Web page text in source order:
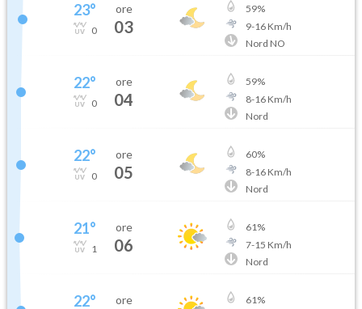
23°
0
ore
03
59%
9-16Km/h
Nord NO
22°
0
ore
04
59%
8-16Km/h
Nord
22°
0
ore
05
60%
8-16Km/h
Nord
21°
1
ore
06
61%
7-15 Km/h
Nord
22° ore 61%